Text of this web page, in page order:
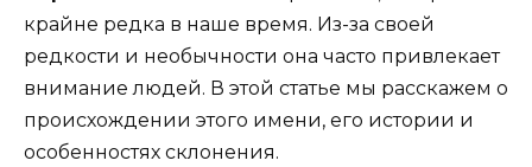
крайне редка в наше время. Из-за своей
редкости и необычности она часто привлекает
внимание людей. В этой статье мы расскажем о
происхождении этого имени, его истории и
особенностях склонения.